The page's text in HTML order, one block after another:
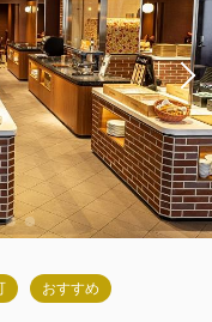
税・手数料込
会員価格 20,900円
大人2名1室
税・手数料込
合計 22,000円
今すぐ予約
おすすめ